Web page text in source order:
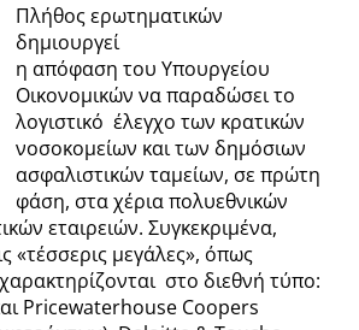
Πλήθος ερωτηματικών
δημιουργεί
η απόφαση του Υπουργείου
Οικονομικών να παραδώσει το
λογιστικό έλεγχο των κρατικών
νοσοκομείων και των δημόσιων
ασφαλιστικών ταμείων, σε πρώτη
φάση, στα χέρια πολυεθνικών
εταιρειών. Συγκεκριμένα,
«τέσσερις μεγάλες», όπως
στο διεθνή τύπο:
Pricewaterhouse Coopers